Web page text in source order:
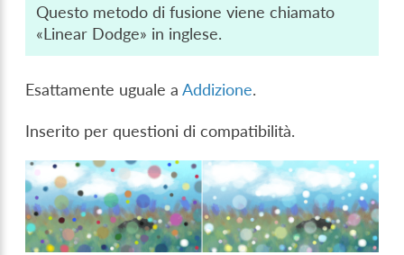
Questo metodo di fusione viene chiamato
«Linear Dodge» in inglese.
Esattamente uguale aAddizione.
Inserito per questioni di compatibilità.